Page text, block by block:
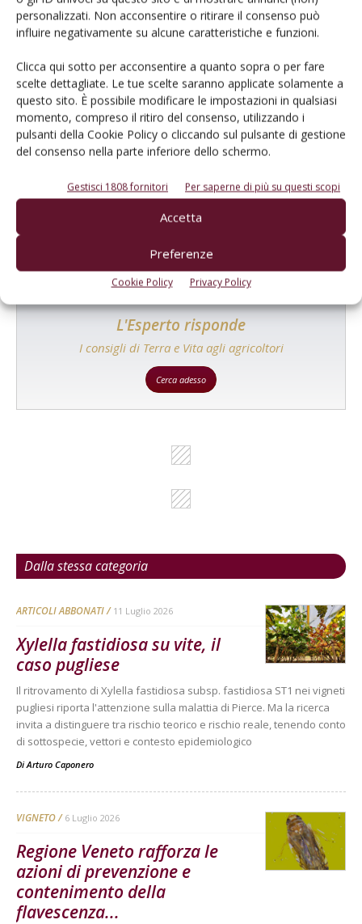
personalizzati. Non acconsentire o ritirare il consenso può
influire negativamente su alcune caratteristiche e funzioni.
Clicca qui sotto per acconsentire a quanto sopra o per fare
scelte dettagliate. Le tue scelte saranno applicate solamente a
questo sito. È possibile modificare le impostazioni in qualsiasi
momento, compreso il ritiro del consenso, utilizzando i
pulsanti della Cookie Policy o cliccando sul pulsante di gestione
del consenso nella parte inferiore dello schermo.
Gestisci 1808 fornitori Per saperne di più su questi scopi
Accetta
Preferenze
Cookie Policy Privacy Policy
Catalogo Aziende e Prodotti
Un modo semplice per cercare un'azienda o un
prodotto!
L'Esperto risponde
I consigli di Terra e Vita agli agricoltori
Cerca adesso
Dalla stessa categoria
ARTICOLI ABBONATI 11 Luglio 2026
Xylella fastidiosa su vite, il
caso pugliese
Il ritrovamento di Xylella fastidiosa subsp. fastidiosa ST1 nei vigneti
pugliesi riporta l'attenzione sulla malattia di Pierce. Ma la ricerca
invita a distinguere tra rischio teorico e rischio reale, tenendo conto
di sottospecie, vettori e contesto epidemiologico
DiArturo Caponero
VIGNETO 6 Luglio 2026
Regione Veneto rafforza le
azioni di prevenzione e
contenimento della
flavescenza...